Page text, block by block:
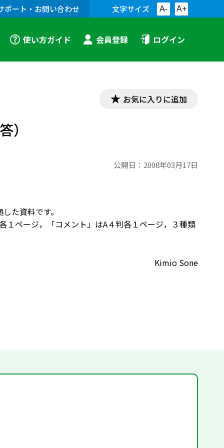
ポート・お問い合わせ 文字サイズ A- A+
使い方ガイド 会員登録 ログイン
お気に入りに追加
）
公開日： 2008年03月17日
た資料です。
ページ，「コメント」はA４判各１ページ，３種類
Kimio Sone